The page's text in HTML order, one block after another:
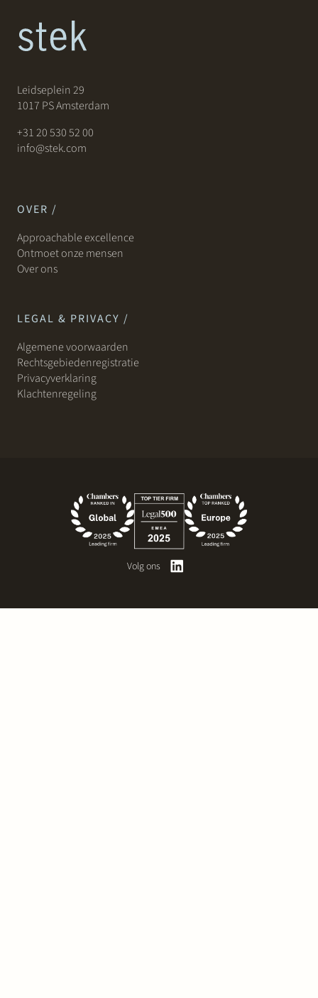
Leidseplein 29
1017 PS Amsterdam
+31 20 530 52 00
info@stek.com
OVER /
Approachable excellence
Ontmoet onze mensen
Over ons
LEGAL & PRIVACY /
Algemene voorwaarden
Rechtsgebiedenregistratie
Privacyverklaring
Klachtenregeling
Volg ons